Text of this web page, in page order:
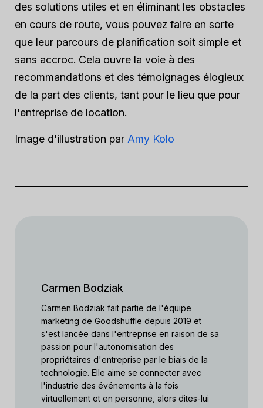
des solutions utiles et en éliminant les obstacles
en cours de route, vous pouvez faire en sorte
que leur parcours de planification soit simple et
sans accroc. Cela ouvre la voie à des
recommandations et des témoignages élogieux
de la part des clients, tant pour le lieu que pour
l'entreprise de location.
Image d'illustration par Amy Kolo
Carmen Bodziak
Carmen Bodziak fait partie de l'équipe
marketing de Goodshuffle depuis 2019 et
s'est lancée dans l'entreprise en raison de sa
passion pour l'autonomisation des
propriétaires d'entreprise par le biais de la
technologie. Elle aime se connecter avec
l'industrie des événements à la fois
virtuellement et en personne, alors dites-lui